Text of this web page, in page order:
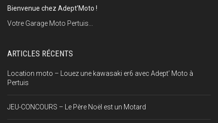
Bienvenue chez Adept’Moto !
Votre Garage Moto Pertuis...
ARTICLES RÉCENTS
Location moto – Louez une kawasaki er6 avec Adept’ Moto à
Pertuis
JEU-CONCOURS – Le Père Noël est un Motard